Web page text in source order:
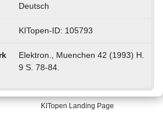
Deutsch
KITopen-ID: 105793
Elektron., Muenchen 42 (1993) H.
9 S. 78-84.
KITopen Landing Page